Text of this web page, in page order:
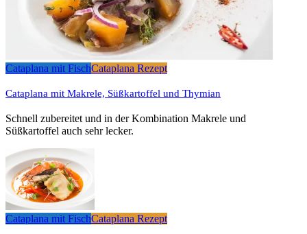
Cataplana mit FischCataplana Rezept
Cataplana mit Makrele, Süßkartoffel und Thymian
Schnell zubereitet und in der Kombination Makrele und
Süßkartoffel auch sehr lecker.
Cataplana mit FischCataplana Rezept